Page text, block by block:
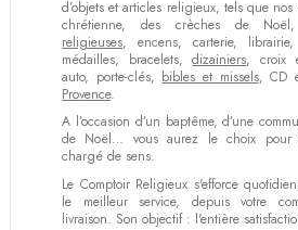
d’objets et articles religieux, tels que
chrétienne, des crèches de
religieuses, encens, carterie,
médailles, bracelets,dizainiers,
auto, porte-clés, bibles et missels, CD
Provence.
A l’occasion d’un baptême, d’une
de Noël… vous aurez le choix pour
chargé de sens.
Le Comptoir Religieux s'efforce
le meilleur service, depuis votre
livraison. Son objectif : l'entière